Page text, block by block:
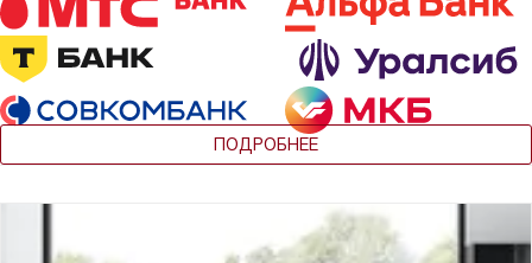
ПОДРОБНЕЕ